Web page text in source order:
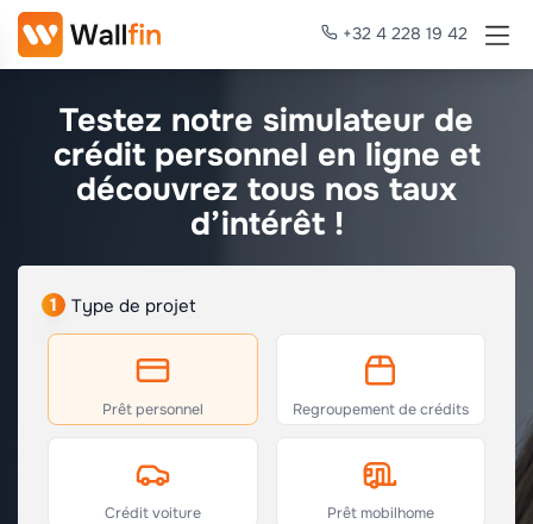
+32 4 228 19 42
Testez notre simulateur de
crédit personnel en ligne et
découvrez tous nos taux
d’intérêt !
1 Type de projet
Prêt personnel Regroupement de crédits
Crédit voiture Prêt mobilhome